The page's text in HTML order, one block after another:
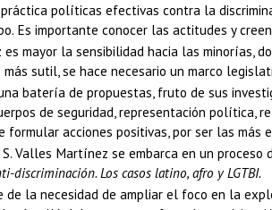
políticas efectivas contra la
Es importante conocer las actitudes y
mayor la sensibilidad hacia las minorías,
sutil, se hace necesario un marco
batería de propuestas, fruto de sus
de seguridad, representación
acciones positivas, por ser las más
Valles Martínez se embarca en un
Los casos latino, afro y LGTBI.
la necesidad de ampliar el foco en la